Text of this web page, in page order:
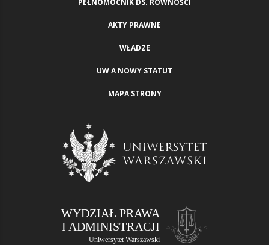
AKTY PRAWNE
WŁADZE
UW A NOWY STATUT
MAPA STRONY
WYDZIAŁ PRAWA
I ADMINISTRACJI
Uniwersytet Warszawski